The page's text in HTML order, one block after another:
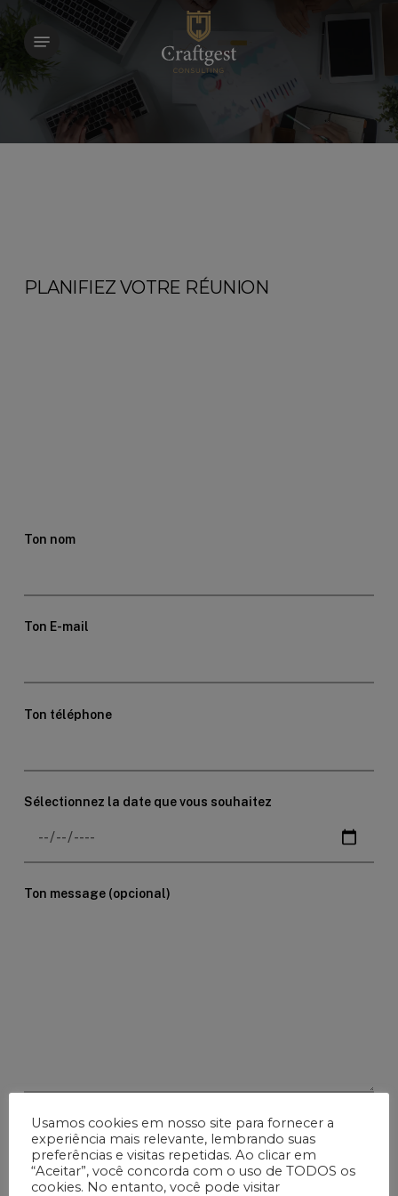
main
content
PLANIFIEZ VOTRE RÉUNION
Ton nom
Ton E-mail
Ton téléphone
Sélectionnez la date que vous souhaitez
Ton message (opcional)
J'autorise le traitement de mes données aux fins
décrites dans lePolitique de confidentialité.
Usamos cookies em nosso site para fornecer a
experiência mais relevante, lembrando suas
preferências e visitas repetidas. Ao clicar em
“Aceitar”, você concorda com o uso de TODOS os
cookies. No entanto, você pode visitar